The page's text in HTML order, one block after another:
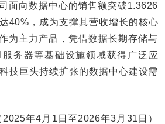
面向数据中心的销售额突破1.3626
40%，成为支撑其营收增长的核心
为主力产品，凭借数据长期存储与
务器等基础设施领域获得广泛应
技巨头持续扩张的数据中心建设需
年4月1日至2026年3月31日）